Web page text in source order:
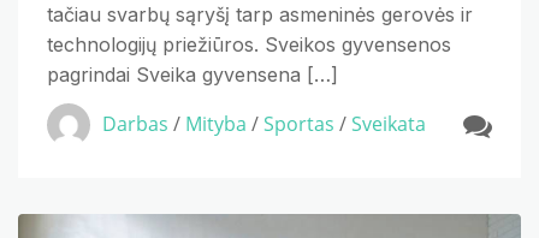
tačiau svarbų sąryšį tarp asmeninės gerovės ir
technologijų priežiūros. Sveikos gyvensenos
pagrindai Sveika gyvensena […]
Darbas / Mityba /Sportas /Sveikata